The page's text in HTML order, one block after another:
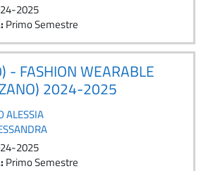
2025
: Primo Semestre
FASHION WEARABLE
2024-2025
ALESSIA
2025
: Primo Semestre